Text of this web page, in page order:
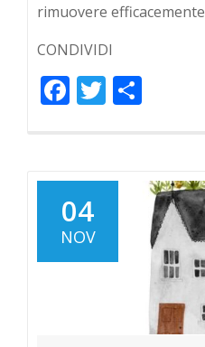
rimuovere
CONDIVIDI
FacebookTwitter
04
NOV